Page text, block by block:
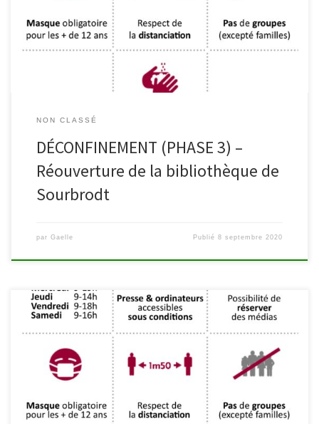
de déconfinement, différents services et animations de la
bibliothèque vont pouvoir reprendre progressivement dès le 9
septembre suivant quelques précautions […]
NON CLASSÉ
DÉCONFINEMENT (PHASE 3) –
Réouverture de la bibliothèque de
Sourbrodt
par Gaelle Publié8 septembre 2020
Conformément à la circulaire informative émise par la Fédération
Wallonie-Bruxelles – Administration Générale de la Culture en date
du 27 août 2020 et ayant pour objet la mise à jour des protocoles
de déconfinement, différents services et animations de la
bibliothèque vont pouvoir reprendre progressivement dès le 8
septembre suivant […]